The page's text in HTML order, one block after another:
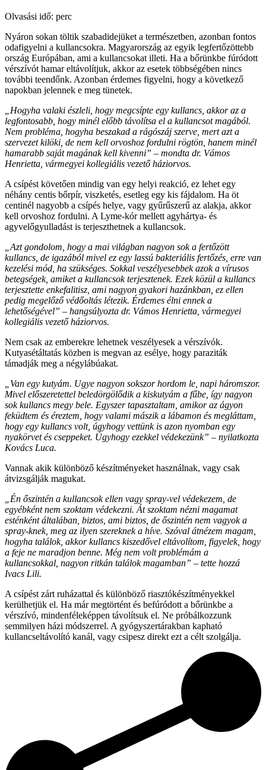
Olvasási idő: perc
Nyáron sokan töltik szabadidejüket a természetben, azonban fontos
odafigyelni a kullancsokra. Magyarország az egyik legfertőzöttebb
ország Európában, ami a kullancsokat illeti. Ha a bőrünkbe fúródott
vérszívót hamar eltávolítjuk, akkor az esetek többségében nincs
további teendőnk. Azonban érdemes figyelni, hogy a következő
napokban jelennek e meg tünetek.
„Hogyha valaki észleli, hogy megcsípte egy kullancs, akkor az a
legfontosabb, hogy minél előbb távolítsa el a kullancsot magából.
Nem probléma, hogyha beszakad a rágószáj szerve, mert azt a
szervezet kilöki, de nem kell orvoshoz fordulni rögtön, hanem minél
hamarabb saját magának kell kivenni” – mondta dr. Vámos
Henrietta, vármegyei kollegiális vezető háziorvos.
A csípést követően mindig van egy helyi reakció, ez lehet egy
néhány centis bőrpír, viszketés, esetleg egy kis fájdalom. Ha öt
centinél nagyobb a csípés helye, vagy gyűrűszerű az alakja, akkor
kell orvoshoz fordulni. A Lyme-kór mellett agyhártya- és
agyvelőgyulladást is terjeszthetnek a kullancsok.
„Azt gondolom, hogy a mai világban nagyon sok a fertőzött
kullancs, de igazából mivel ez egy lassú bakteriális fertőzés, erre van
kezelési mód, ha szükséges. Sokkal veszélyesebbek azok a vírusos
betegségek, amiket a kullancsok terjesztenek. Ezek közül a kullancs
terjesztette enkefalitisz, ami nagyon gyakori hazánkban, ez ellen
pedig megelőző védőoltás létezik. Érdemes élni ennek a
lehetőségével” – hangsúlyozta dr. Vámos Henrietta, vármegyei
kollegiális vezető háziorvos.
Nem csak az emberekre lehetnek veszélyesek a vérszívók.
Kutyasétáltatás közben is megvan az esélye, hogy paraziták
támadják meg a négylábúakat.
„Van egy kutyám. Ugye nagyon sokszor hordom le, napi háromszor.
Mivel előszeretettel beledörgölődik a kiskutyám a fűbe, így nagyon
sok kullancs megy bele. Egyszer tapasztaltam, amikor az ágyon
feküdtem és éreztem, hogy valami mászik a lábamon és megláttam,
hogy egy kullancs volt, úgyhogy vettünk is azon nyomban egy
nyakörvet és cseppeket. Úgyhogy ezekkel védekezünk” – nyilatkozta
Kovács Luca.
Vannak akik különböző készítményeket használnak, vagy csak
átvizsgálják magukat.
„Én őszintén a kullancsok ellen vagy spray-vel védekezem, de
egyébként nem szoktam védekezni. Át szoktam nézni magamat
esténként általában, biztos, ami biztos, de őszintén nem vagyok a
spray-knek, meg az ilyen szereknek a híve. Szóval átnézem magam,
hogyha találok, akkor kullancs kiszedővel eltávolítom, figyelek, hogy
a feje ne maradjon benne. Még nem volt problémám a
kullancsokkal, nagyon ritkán találok magamban” – tette hozzá
Ivacs Lili.
A csípést zárt ruházattal és különböző riasztókészítményekkel
kerülhetjük el. Ha már megtörtént és befúródott a bőrünkbe a
vérszívó, mindenféleképpen távolítsuk el. Ne próbálkozzunk
semmilyen házi módszerrel. A gyógyszertárakban kapható
kullancseltávolító kanál, vagy csipesz direkt ezt a célt szolgálja.